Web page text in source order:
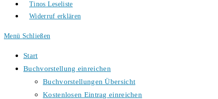
Tinos Leseliste
Widerruf erklären
Menü Schließen
Start
Buchvorstellung einreichen
Buchvorstellungen Übersicht
Kostenlosen Eintrag einreichen